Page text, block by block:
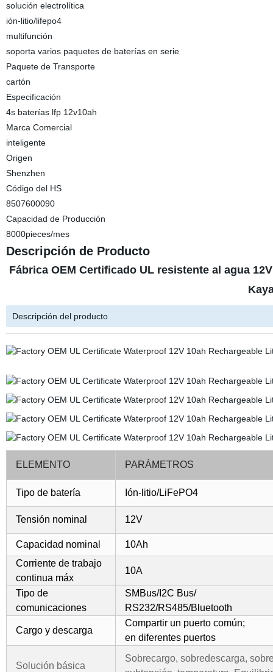
solución electrolítica
ión-litio/lifepo4
multifunción
soporta varios paquetes de baterías en serie
Paquete de Transporte
cartón
Especificación
4s baterías lfp 12v10ah
Marca Comercial
inteligente
Origen
Shenzhen
Código del HS
8507600090
Capacidad de Producción
8000pieces/mes
Descripción de Producto
Fábrica OEM Certificado UL resistente al agua
Descripción del producto
ELEMENTO PARÁMETROS
Tipo de batería Ión-litio/LiFePO4
Tensión nominal 12V
Capacidad nominal
10Ah
Corriente de trabajo
continua máx
10A
Tipo de
comunicaciones
SMBus/I2C Bus/
RS232/RS485/Bluetooth
Cargo y descarga
Compartir un puerto común;
en diferentes puertos
Solución básica
Sobrecargo, sobredescarga,